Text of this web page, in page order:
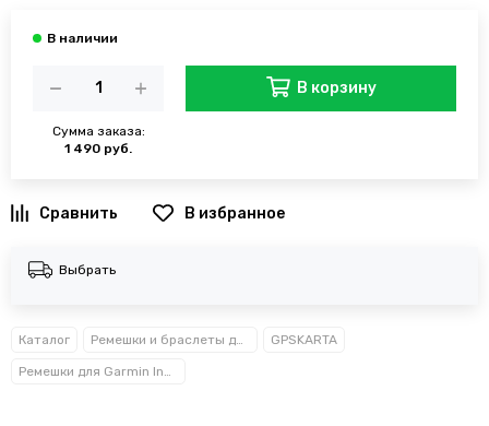
Сумма заказа:
1 490 руб.
В корзину
В избранное
Выбрать
Каталог Ремешки и браслеты для Garmin GPSKARTA
Ремешки для Garmin Instinct